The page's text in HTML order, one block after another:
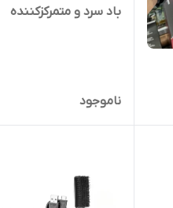
باد سرد و متمرکزکننده
ناموجود